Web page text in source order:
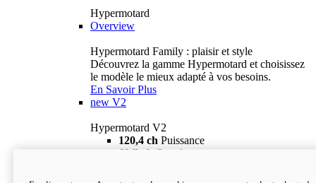
Hypermotard
Overview
Hypermotard Family : plaisir et style
Découvrez la gamme Hypermotard et choisissez
le modèle le mieux adapté à vos besoins.
En Savoir Plus
new V2
Hypermotard V2
120,4 ch Puissance
69 lb-ft
Couple
18 895 $